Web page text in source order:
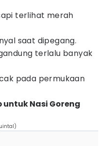
terlihat merah
saat dipegang.
terlalu banyak
pada permukaan
Nasi Goreng